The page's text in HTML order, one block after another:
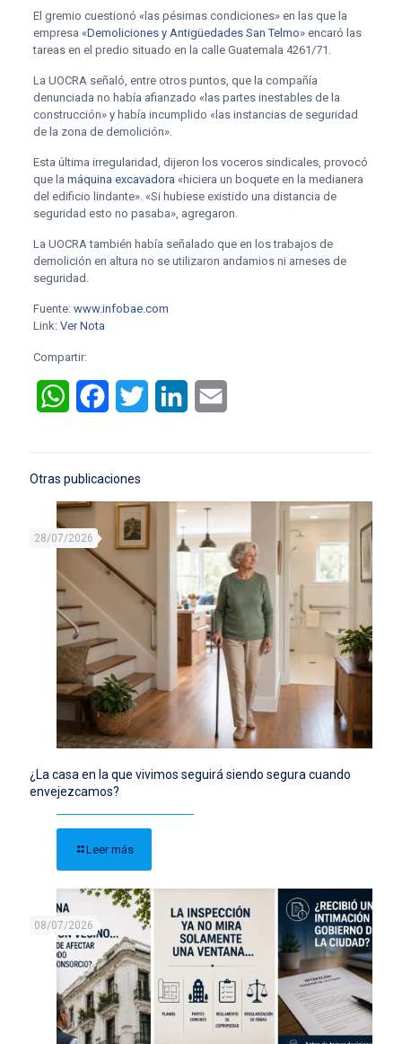
El gremio cuestionó «las pésimas condiciones» en las que la
empresa «Demoliciones y Antigüedades San Telmo» encaró las
tareas en el predio situado en la calle Guatemala 4261/71.
La UOCRA señaló, entre otros puntos, que la compañía
denunciada no había afianzado «las partes inestables de la
construcción» y había incumplido «las instancias de seguridad
de la zona de demolición».
Esta última irregularidad, dijeron los voceros sindicales, provocó
que la máquina excavadora «hiciera un boquete en la medianera
del edificio lindante». «Si hubiese existido una distancia de
seguridad esto no pasaba», agregaron.
La UOCRA también había señalado que en los trabajos de
demolición en altura no se utilizaron andamios ni arneses de
seguridad.
Fuente: www.infobae.com
Link: Ver Nota
Compartir:
WhatsAppFacebookTwitter LinkedIn
Otras publicaciones
28/07/2026
¿La casa en la que vivimos seguirá siendo segura cuando
envejezcamos?
Leer más
08/07/2026